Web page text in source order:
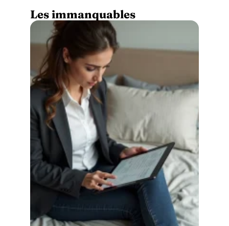
Les immanquables